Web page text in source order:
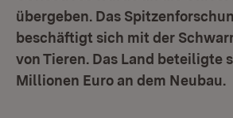
übergeben. Das
beschäftigt sich mit der
von Tieren. Das Land beteiligte
Millionen Euro an dem Neubau.